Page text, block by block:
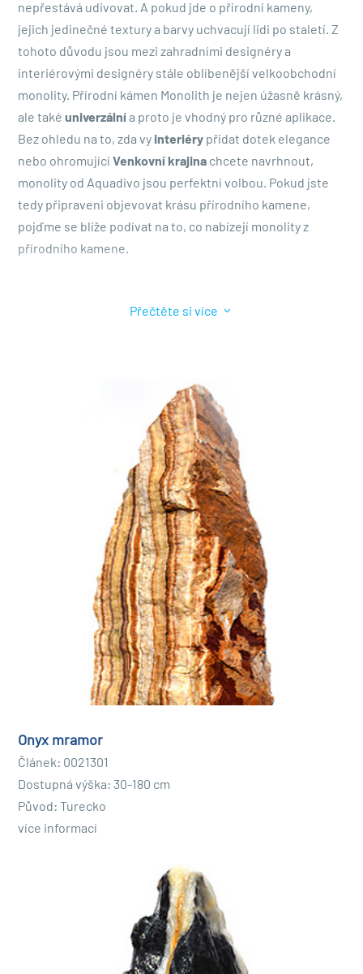
nepřestává udivovat. A pokud jde o přírodní kameny,
jejich jedinečné textury a barvy uchvacují lidi po staletí. Z
tohoto důvodu jsou mezi zahradními designéry a
interiérovými designéry stále oblíbenější velkoobchodní
monolity. Přírodní kámen Monolith je nejen úžasně krásný,
ale takéuniverzálnía proto je vhodný pro různé aplikace.
Bez ohledu na to, zda vyinteriéry přidat dotek elegance
nebo ohromující Venkovní krajina chcete navrhnout,
monolity od Aquadivo jsou perfektní volbou. Pokud jste
tedy připraveni objevovat krásu přírodního kamene,
pojďme se blíže podívat na to, co nabízejí monolity z
přírodního kamene.
monolitů z přírodního kamene je perfektním řešením.
Tyto přírodní kameny jsou inrůzné velikosti a tvary
dostupné a nabízejí řadu výhod oproti jiným materiálům.
Pokud chcete navrhnout zahradu nebo dům, mohou tyto
kameny přidat do vašeho projektujedinečná estetika
odlišit se od ostatních návrhů.
Atraktivita přírodních kamenů pro vybavení domu a
Přírodní kameny existují již dlouhou dobuoblíbený
Vybavení domů a zahrad. Jedinečné textury a
barvy těchto kamenů dodávají přirozenou krásu a
eleganci každé místnosti. Pokud hledáte způsob, jak
dodat osobitý vzhled vašemu interiéru nebo zahradnímu
designu, přírodní kameny jsou skvělou volbou. Můžeš
jako dekorativní prvky ve vodopádech a fontánách.
Výhody použití přírodních kamenů v krajinném a
pokud jde o design krajiny a interiéru. Za prvé, jsou
proti povětrnostním vlivům a opotřebení.
Za druhé, jsou neuvěřitelně univerzální a lze je použít pro
Různé aplikacevčetně chodníků, teras, zdí a
vodních ploch. Za třetí, jsoupřátelský k životnímu
Přečtěte si více 3
Onyx mramor
Článek: 0021301
Dostupná výška: 30-180 cm
Původ: Turecko
více informací